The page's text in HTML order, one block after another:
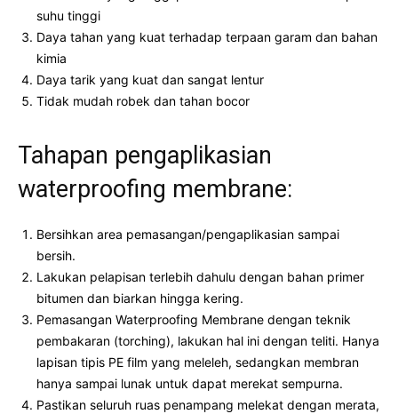
suhu tinggi
Daya tahan yang kuat terhadap terpaan garam dan bahan
kimia
Daya tarik yang kuat dan sangat lentur
Tidak mudah robek dan tahan bocor
Tahapan pengaplikasian
waterproofing membrane:
Bersihkan area pemasangan/pengaplikasian sampai
bersih.
Lakukan pelapisan terlebih dahulu dengan bahan primer
bitumen dan biarkan hingga kering.
Pemasangan Waterproofing Membrane dengan teknik
pembakaran (torching), lakukan hal ini dengan teliti. Hanya
lapisan tipis PE film yang meleleh, sedangkan membran
hanya sampai lunak untuk dapat merekat sempurna.
Pastikan seluruh ruas penampang melekat dengan merata,